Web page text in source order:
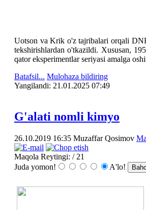
Uotson va Krik o'z tajribalari orqali
tekshirishlardan o'tkazildi. Xususan,
qator eksperimentlar seriyasi amalga
Batafsil... Mulohaza bildiring
Yangilаndi: 21.01.2025 07:49
G'alati nomli kimyo
26.10.2019 16:35 Muzaffar Qosimov
Maqola Reytingi: / 21
Juda yomon!
A'lo!